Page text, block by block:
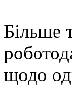
Більше
щодо